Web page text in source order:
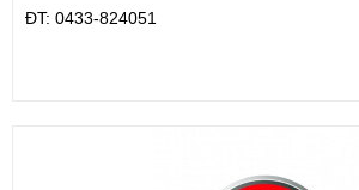
ÐT: 0433-824051